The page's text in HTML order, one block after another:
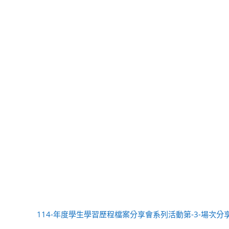
114-年度學生學習歷程檔案分享會系列活動第-3-場次分